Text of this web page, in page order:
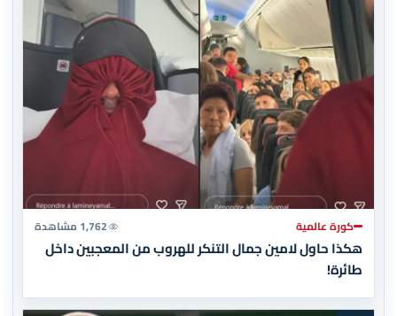
كورة عالمية 1,762 مشاهدة
هكذا حاول لامين جمال التنكر للهروب من المعجبين داخل
طائرة!